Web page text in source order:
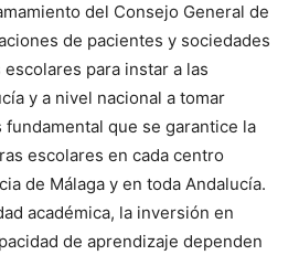
del Consejo General de
de pacientes y sociedades
para instar a las
y a nivel nacional a tomar
fundamental que se garantice la
escolares en cada centro
de Málaga y en toda Andalucía.
académica, la inversión en
de aprendizaje dependen